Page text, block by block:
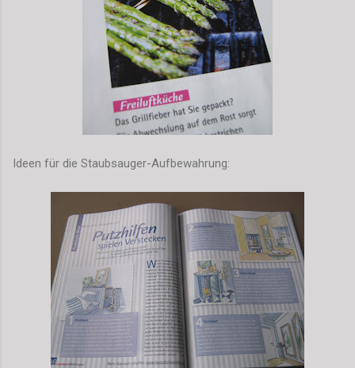
Ideen für die Staubsauger-Aufbewahrung: